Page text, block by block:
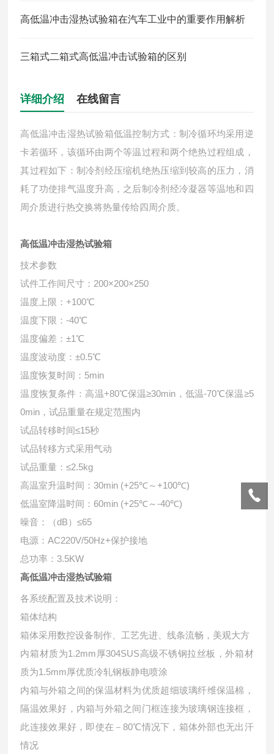
高低温冲击湿热试验箱在汽车工业中的重要作用解析
三箱式二箱式高低温冲击试验箱的区别
详细介绍 在线留言
高低温冲击湿热试验箱低温控制方式：制冷循环均采用逆
卡若循环，该循环由两个等温过程和两个绝热过程组成，
其过程如下：制冷剂经压缩机绝热压缩到较高的压力，消
耗了功使排气温度升高，之后制冷剂经冷凝器等温地和四
周介质进行热交换将热量传给四周介质。
高低温冲击湿热试验箱
技术参数
试件工作间尺寸：200×200×250
温度上限：+100℃
温度下限：-40℃
温度偏差：±1℃
温度波动度：±0.5℃
温度恢复时间：5min
温度恢复条件：高温+80℃保温≥30min，低温-70℃保温≥5
0min，试品重量在规定范围内
试品转移时间≤15秒
试品转移方式采用气动
试品重量：≤2.5kg
高温室升温时间：30min (+25℃～+100℃)
低温室降温时间：60min (+25℃～-40℃)
噪音：（dB）≤65
电源：AC220V/50Hz+保护接地
总功率：3.5KW
高低温冲击湿热试验箱
各系统配置及技术说明：
箱体结构
箱体采用数控设备制作、工艺先进、线条流畅，美观大方
内箱材质为1.2mm厚304SUS高级不锈钢拉丝板，外箱材
质为1.5mm厚优质冷轧钢板静电喷涂
内箱与外箱之间的保温材料为优质超细玻璃纤维保温棉，
隔温效果好，内箱与外箱之间门框连接为玻璃钢连接框，
此连接效果好，即使在－80℃情况下，箱体外部也无出汗
情况